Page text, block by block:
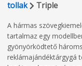
tollak Triple
A hármas
tartalmaz egy
gyönyörködtető
reklámajándéktárgygá